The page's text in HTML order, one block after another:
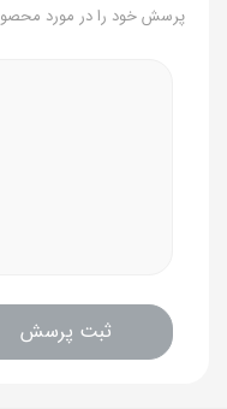
جنس دستگیره
پرسش خود را در مورد
ثبت پرسش